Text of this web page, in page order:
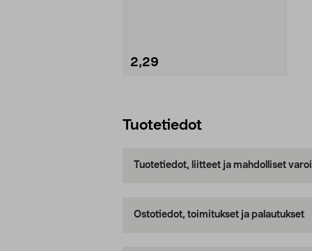
2,29
Tuotetiedot
Tuotetiedot, liitteet ja mahdolliset
Ostotiedot, toimitukset ja palautukset